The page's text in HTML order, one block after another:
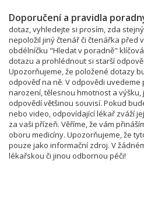
Doporučení a pravidla
dotaz, vyhledejte si prosím, zda
nepoložil jiný čtenář či čtenářka před
obdélníčku "Hledat v poradně"
dotazu a prohlédnout si starší
Upozorňujeme, že položené dotazy
odpověď na ně. V odpovědi
narození, tělesnou hmotnost a
odpovědí většinou souvisí. Pokud
nebo video, odpovídající lékař zváží
za vaši přízeň. Věříme, že vám
oboru medicíny. Upozorňujeme, že
pouze jako informační zdroj. V
lékařskou či jinou odbornou péči!